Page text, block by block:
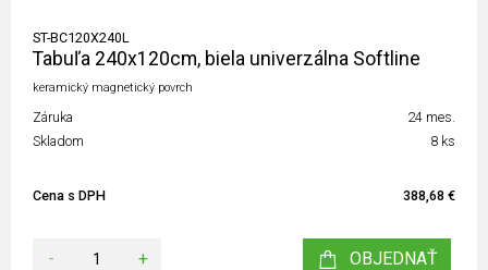
ST-BC120X240L
Tabuľa 240x120cm, biela univerzálna Softline
keramický magnetický povrch
Záruka
24 mes.
Skladom
8 ks
Cena s DPH 388,68 €
- + OBJEDNAŤ